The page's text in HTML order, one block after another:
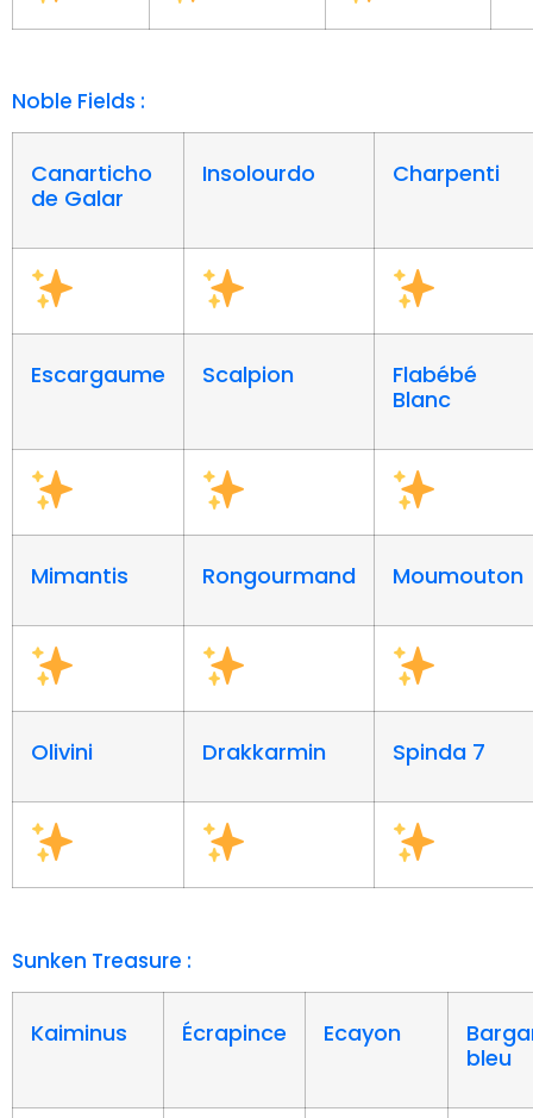
Noble Fields :
Canarticho
de Galar
Insolourdo Charpenti
Escargaume Scalpion
Flabébé
Blanc
Mimantis Rongourmand Moumouton
Olivini Drakkarmin Spinda 7
Sunken Treasure :
Kaiminus Écrapince Ecayon
bleu